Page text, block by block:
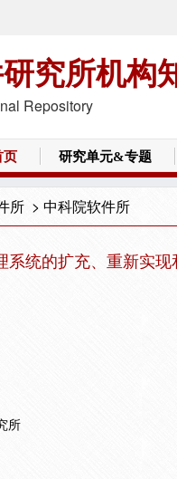
究所机构
Repository
页 研究单元&专题
所 > 中科院软件所
系统的扩充、重新实现
所